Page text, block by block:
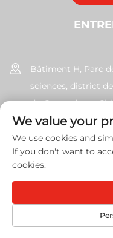
Bâtiment H, Parc
sciences, district
du Guangdong,
Copyright © 2026
Co., Ltd. Tous droits
We value your
We use cookies and
If you don't want to
cookies.